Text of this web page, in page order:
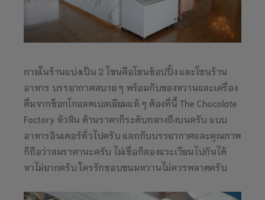
ภายในร้านแบ่งเป็น 2 โซนคือโซนช้อปปิ้ง และโซนร้าน
อาหาร บรรยากาศสบาย ๆ พร้อมกับของหวานและเครื่อง
ดื่มจากช็อกโกแลตเบลเยียมแท้ ๆ ต้องที่นี้ The Chocolate
Factory หัวหิน ด้านราคาก็ระดับกลางถึงบนครับ แบบ
อาหารอินเตอร์ทั่วไปครับ แลกกับบรรยากาศและคุณภาพ
ก็ถือว่าสมราคานะครับ ไม่เชื่อก็ลองแวะเวียนไปกันได้
หาไม่ยากครับ ใครรักชอบขนมหวานไม่ควรพลาดครับ